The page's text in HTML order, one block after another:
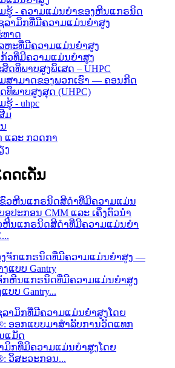
ຮູ້ - ຄວາມແມ່ນຍໍາຂອງຫີນແກຣນິດ
ລາມິກທີ່ມີຄວາມແມ່ນຍໍາສູງ
າດ
ຫະທີ່ມີຄວາມແມ່ນຍໍາສູງ
ວທີ່ມີຄວາມແມ່ນຍໍາສູງ
ດທິພາບສູງພິເສດ – UHPC
ສາມາດຂອງພວກເຮົາ — ຄອນກີດ
ທິພາບສູງສຸດ (UHPC)
ຮູ້ - uhpc
ມ
ແລະ ກວດກາ
ງ
ດເດັ່ນ
ຫີນແກຣນິດສີດຳທີ່ມີຄວາມແມ່ນຍໍາ
ກຫີນແກຣນິດທີ່ມີຄວາມແມ່ນຍໍາສູງ
ບບ Gantry...
ມິກທີ່ມີຄວາມແມ່ນຍໍາສູງໂດຍ
ວິສະວະກອນ...